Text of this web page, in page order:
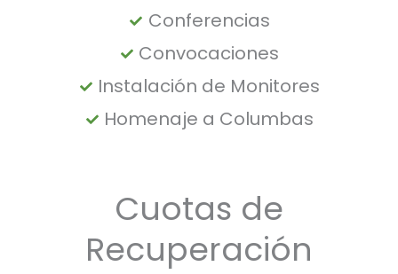
Conferencias
Convocaciones
Instalación de Monitores
Homenaje a Columbas
Cuotas de
Recuperación